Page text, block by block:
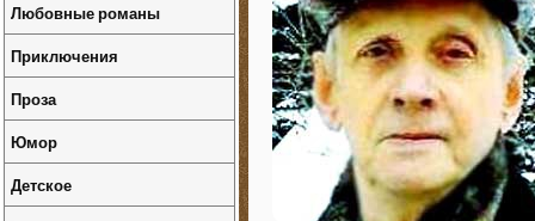
Любовные романы
Приключения
Проза
Юмор
Детское